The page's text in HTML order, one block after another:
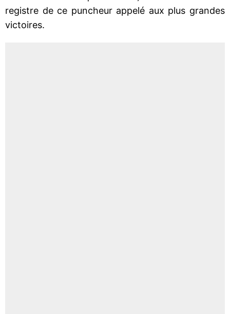
registre de ce puncheur appelé aux plus grandes
victoires.